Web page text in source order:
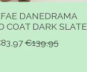
DANEDRAMA
COAT DARK SLATE
€139,95